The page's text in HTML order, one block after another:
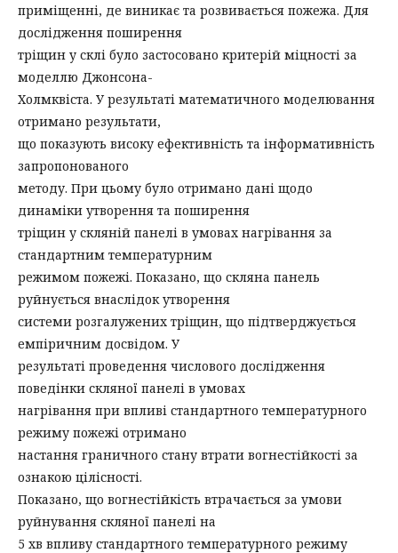
приміщенні, де виникає та розвивається пожежа. Для
дослідження поширення
тріщин у склі було застосовано критерій міцності за
моделлю Джонсона-
Холмквіста. У результаті математичного моделювання
отримано результати,
що показують високу ефективність та інформативність
запропонованого
методу. При цьому було отримано дані щодо
динаміки утворення та поширення
тріщин у скляній панелі в умовах нагрівання за
стандартним температурним
режимом пожежі. Показано, що скляна панель
руйнується внаслідок утворення
системи розгалужених тріщин, що підтверджується
емпіричним досвідом. У
результаті проведення числового дослідження
поведінки скляної панелі в умовах
нагрівання при впливі стандартного температурного
режиму пожежі отримано
настання граничного стану втрати вогнестійкості за
ознакою цілісності.
Показано, що вогнестійкість втрачається за умови
руйнування скляної панелі на
5 хв впливу стандартного температурного режиму